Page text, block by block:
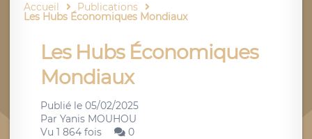
Accueil Publications
Les Hubs Économiques Mondiaux
Les Hubs Économiques
Mondiaux
Publié le 05/02/2025
Par Yanis MOUHOU
Vu 1 864 fois
0